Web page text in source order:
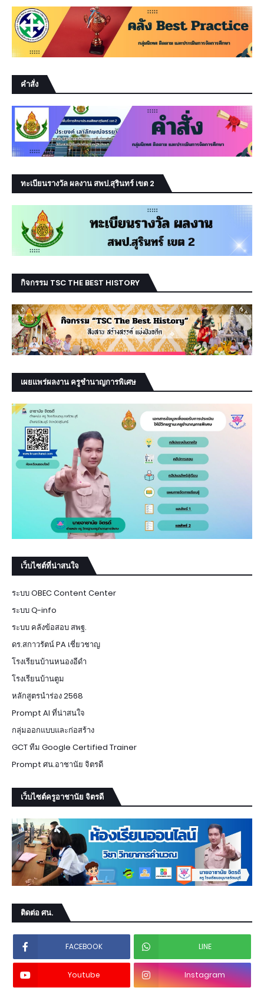
คำสั่ง
ทะเบียนรางวัล ผลงาน สพป.สุรินทร์ เขต 2
กิจกรรม TSC THE BEST HISTORY
เผยแพร่ผลงาน ครูชำนาญการพิเศษ
เว็บไซต์ที่น่าสนใจ
ระบบ OBEC Content Center
ระบบ Q-info
ระบบ คลังข้อสอบ สพฐ.
ดร.สกาวรัตน์ PA เชี่ยวชาญ
โรงเรียนบ้านหนองอีดำ
โรงเรียนบ้านตูม
หลักสูตรนำร่อง 2568
Prompt AI ที่น่าสนใจ
กลุ่มออกแบบและก่อสร้าง
GCT ทีม Google Certified Trainer
Prompt ศน.อาชานัย จิตรดี
เว็บไซต์ครูอาชานัย จิตรดี
ติดต่อ ศน.
FACEBOOK LINE
Youtube Instagram